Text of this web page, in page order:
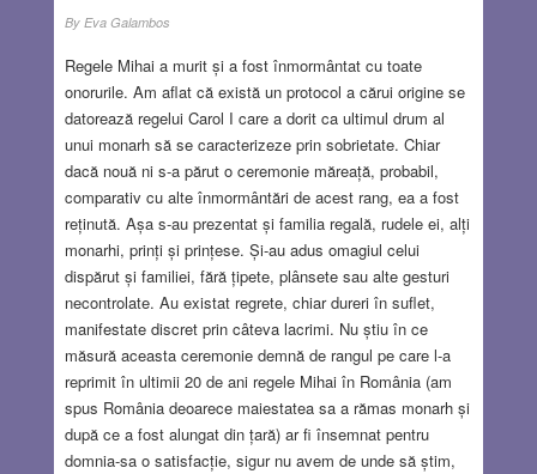
By Eva Galambos
Regele Mihai a murit și a fost înmormântat cu toate
onorurile. Am aflat că există un protocol a cărui origine se
datorează regelui Carol I care a dorit ca ultimul drum al
unui monarh să se caracterizeze prin sobrietate. Chiar
dacă nouă ni s-a părut o ceremonie măreață, probabil,
comparativ cu alte înmormântări de acest rang, ea a fost
reținută. Așa s-au prezentat și familia regală, rudele ei, alți
monarhi, prinți și prințese. Și-au adus omagiul celui
dispărut și familiei, fără țipete, plânsete sau alte gesturi
necontrolate. Au existat regrete, chiar dureri în suflet,
manifestate discret prin câteva lacrimi. Nu știu în ce
măsură aceasta ceremonie demnă de rangul pe care l-a
reprimit în ultimii 20 de ani regele Mihai în România (am
spus România deoarece maiestatea sa a rămas monarh și
după ce a fost alungat din țară) ar fi însemnat pentru
domnia-sa o satisfacție, sigur nu avem de unde să știm,